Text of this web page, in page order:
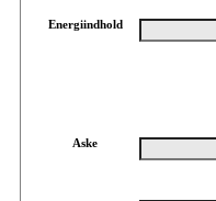
Energiindhold
Aske